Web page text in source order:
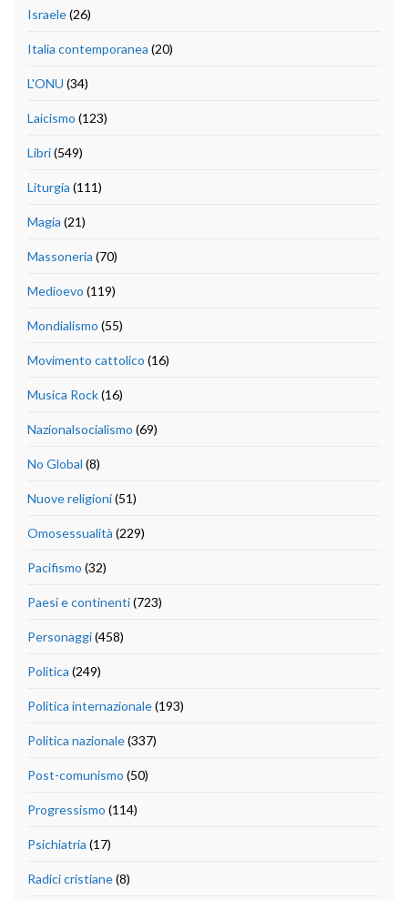
Israele(26)
Italia contemporanea (20)
L'ONU (34)
Laicismo (123)
Libri(549)
Liturgia (111)
Magia (21)
Massoneria (70)
Medioevo (119)
Mondialismo (55)
Movimento cattolico (16)
Musica Rock(16)
Nazionalsocialismo (69)
No Global (8)
Nuove religioni(51)
Omosessualità (229)
Pacifismo (32)
Paesi e continenti(723)
Personaggi(458)
Politica (249)
Politica internazionale(193)
Politica nazionale(337)
Post-comunismo (50)
Progressismo (114)
Psichiatria (17)
Radici cristiane(8)